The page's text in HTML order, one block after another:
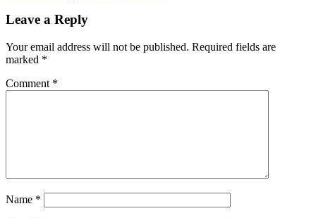
Leave a Reply
Your email address will not be published. Required fields are
marked *
Comment *
Name *